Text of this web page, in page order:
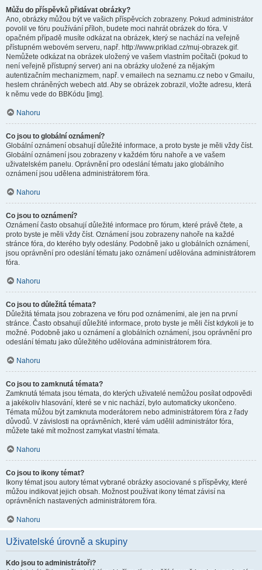
Můžu do příspěvků přidávat obrázky?
Ano, obrázky můžou být ve vašich příspěvcích zobrazeny. Pokud administrátor
povolil ve fóru používání příloh, budete moci nahrát obrázek do fóra. V
opačném případě musíte odkázat na obrázek, který se nachází na veřejně
přístupném webovém serveru, např. http://www.priklad.cz/muj-obrazek.gif.
Nemůžete odkázat na obrázek uložený ve vašem vlastním počítači (pokud to
není veřejně přístupný server) ani na obrázky uložené za nějakým
autentizačním mechanizmem, např. v emailech na seznamu.cz nebo v Gmailu,
heslem chráněných webech atd. Aby se obrázek zobrazil, vložte adresu, která
k němu vede do BBKódu [img].
Nahoru
Co jsou to globální oznámení?
Globální oznámení obsahují důležité informace, a proto byste je měli vždy číst.
Globální oznámení jsou zobrazeny v každém fóru nahoře a ve vašem
uživatelském panelu. Oprávnění pro odeslání tématu jako globálního
oznámení jsou udělena administrátorem fóra.
Nahoru
Co jsou to oznámení?
Oznámení často obsahují důležité informace pro fórum, které právě čtete, a
proto byste je měli vždy číst. Oznámení jsou zobrazeny nahoře na každé
stránce fóra, do kterého byly odeslány. Podobně jako u globálních oznámení,
jsou oprávnění pro odeslání tématu jako oznámení udělována administrátorem
fóra.
Nahoru
Co jsou to důležitá témata?
Důležitá témata jsou zobrazena ve fóru pod oznámeními, ale jen na první
stránce. Často obsahují důležité informace, proto byste je měli číst kdykoli je to
možné. Podobně jako u oznámení a globálních oznámení, jsou oprávnění pro
odeslání tématu jako důležitého udělována administrátorem fóra.
Nahoru
Co jsou to zamknutá témata?
Zamknutá témata jsou témata, do kterých uživatelé nemůžou posílat odpovědi
a jakékoliv hlasování, které se v nic nachází, bylo automaticky ukončeno.
Témata můžou být zamknuta moderátorem nebo administrátorem fóra z řady
důvodů. V závislosti na oprávněních, které vám udělil administrátor fóra,
můžete také mít možnost zamykat vlastní témata.
Nahoru
Co jsou to ikony témat?
Ikony témat jsou autory témat vybrané obrázky asociované s příspěvky, které
můžou indikovat jejich obsah. Možnost používat ikony témat závisí na
oprávněních nastavených administrátorem fóra.
Nahoru
Uživatelské úrovně a skupiny
Kdo jsou to administrátoři?